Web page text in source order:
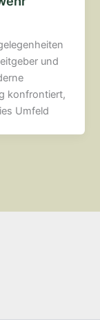
und
konfrontiert,
Umfeld